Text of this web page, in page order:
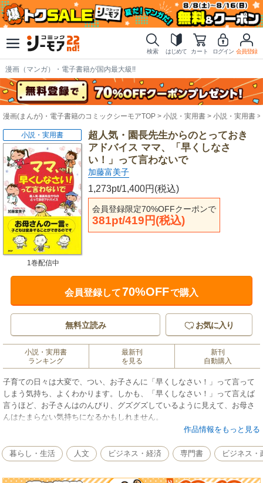
検索 はじめて カート ログイン 会員登録
漫画（マンガ）・電子書籍が国内最大級!!
漫画(まんが)・電子書籍のコミックシーモアTOP 小説・実用書 小説・実用書
超人気・園長先生からのとっておき
アドバイス ママ、「早くしなさ
い！」って言わないで
加藤富美子
1,273pt/1,400円(税込)
会員登録限定70%OFFクーポンで
381pt/419円(税込)
小説・実用書
1巻配信中
会員登録して70%OFFで購入
無料立読み お気に入り
小説・実用書
ランキング
最新刊
を見る
新刊
自動購入
子育ての日々は大変で、つい、お子さんに「早くしなさい！」って言って
しまう気持ち、よくわかります。しかも、「早くしなさい！」って言えば
言うほど、お子さんはのんびり、グズグズしているように見えて、お母さ
んはたまらない気持ちになるかもしれません。
では、どうしたらいいんでしょう。この本では、お母さんの一言でお子さ
先生に書いてもらいました。具体的なエピソードにアドバイスがついてい
て、とてもわかりやすく書かれています。子どもたちの様子が可愛いイラ
ストで描かれていますので、楽しく読み進むことができるでしょう。上達
作品情報をもっと見る
暮らし・生活 人文 ビジネス・経済 専門書 ビジネス・